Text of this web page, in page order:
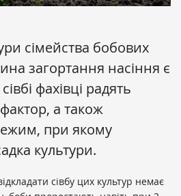
сімейства бобових
загортання насіння є
фахівці радять
а також
при якому
культури.
сівбу цих культур немає